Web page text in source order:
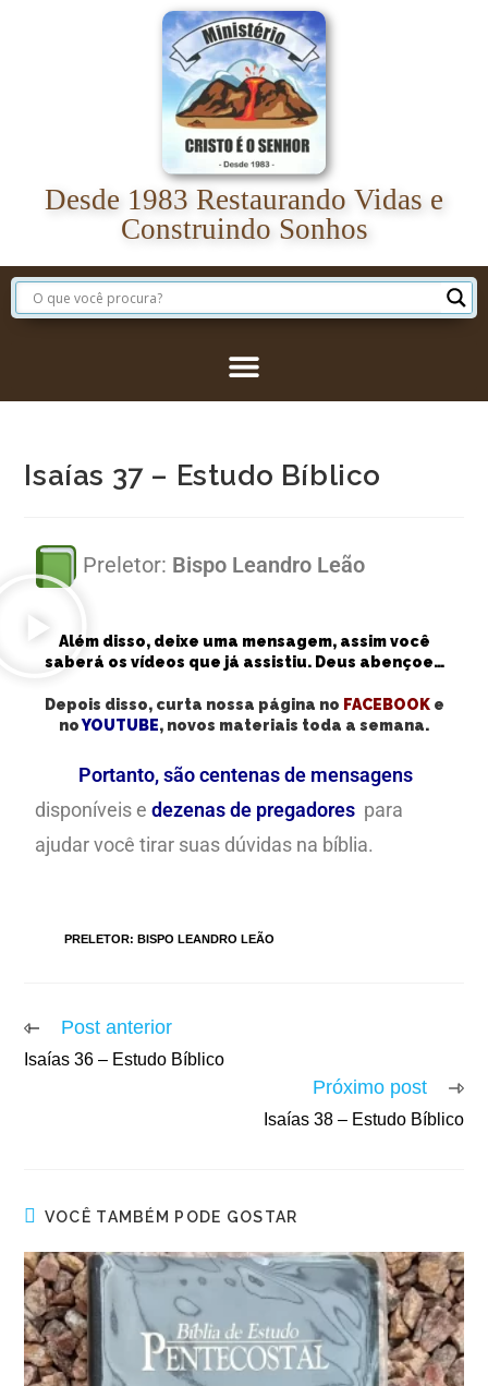
Desde 1983 Restaurando Vidas e
Construindo Sonhos
Isaías 37 – Estudo Bíblico
Preletor: Bispo Leandro Leão
Além disso, deixe uma mensagem, assim você
saberá os vídeos que já assistiu. Deus abençoe…
Depois disso, curta nossa página no FACEBOOKe
noYOUTUBE, novos materiais toda a semana.
Portanto, são centenas de mensagens
disponíveis edezenas de pregadores para
ajudar você tirar suas dúvidas na bíblia.
PRELETOR: BISPO LEANDRO LEÃO
Post anterior
Isaías 36 – Estudo Bíblico
Próximo post
Isaías 38 – Estudo Bíblico
VOCÊ TAMBÉM PODE GOSTAR